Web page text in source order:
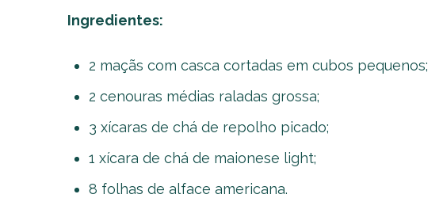
Ingredientes:
2 maçãs com casca cortadas em cubos pequenos;
2 cenouras médias raladas grossa;
3 xícaras de chá de repolho picado;
1 xícara de chá de maionese light;
8 folhas de alface americana.